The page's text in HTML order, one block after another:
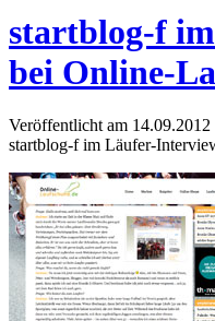
startblog-f
bei Online-
Veröffentlicht am 14.09.2012
startblog-f im Läufer-